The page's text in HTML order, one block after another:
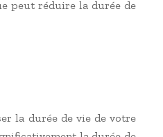
peut réduire la durée de
la durée de vie de votre